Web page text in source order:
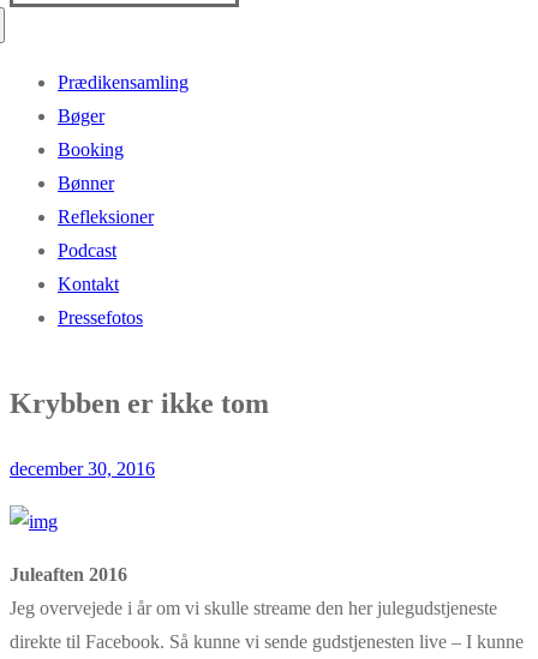
Prædikensamling
Bøger
Booking
Bønner
Refleksioner
Podcast
Kontakt
Pressefotos
Krybben er ikke tom
december 30, 2016
Juleaften 2016
Jeg overvejede i år om vi skulle streame den her julegudstjeneste
direkte til Facebook. Så kunne vi sende gudstjenesten live – I kunne